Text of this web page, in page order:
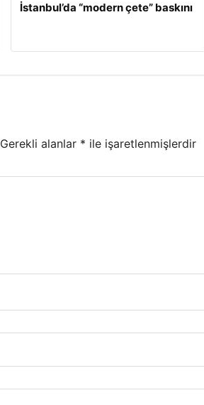
İstanbul’da “modern çete” baskını
Gerekli alanlar * ile işaretlenmişlerdir